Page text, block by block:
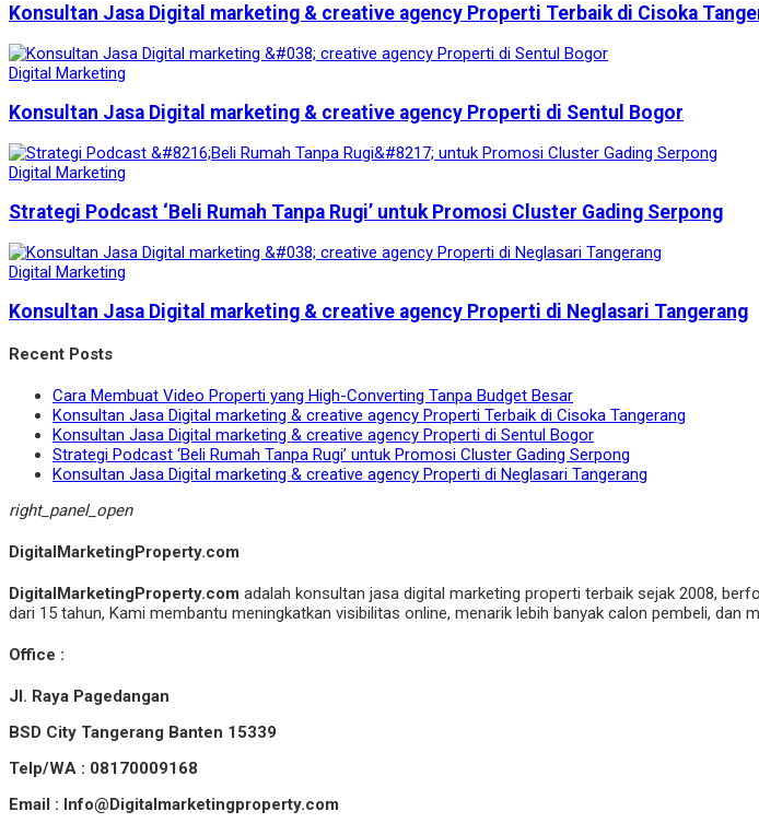
Konsultan Jasa Digital marketing & creative agency Properti Terbaik di Cisoka
Digital Marketing
Konsultan Jasa Digital marketing & creative agency Properti di Sentul Bogor
Digital Marketing
Strategi Podcast ‘Beli Rumah Tanpa Rugi’ untuk Promosi Cluster Gading Serpong
Digital Marketing
Konsultan Jasa Digital marketing & creative agency Properti di Neglasari Tangerang
Recent Posts
Cara Membuat Video Properti yang High-Converting Tanpa Budget Besar
Konsultan Jasa Digital marketing & creative agency Properti Terbaik di Cisoka Tangerang
Konsultan Jasa Digital marketing & creative agency Properti di Sentul Bogor
Strategi Podcast ‘Beli Rumah Tanpa Rugi’ untuk Promosi Cluster Gading Serpong
Konsultan Jasa Digital marketing & creative agency Properti di Neglasari Tangerang
right_panel_open
DigitalMarketingProperty.com
DigitalMarketingProperty.com adalah konsultan jasa digital marketing properti terbaik sejak 2008,
dari 15 tahun, Kami membantu meningkatkan visibilitas online, menarik lebih banyak calon pembeli, dan
Office :
Jl. Raya Pagedangan
BSD City Tangerang Banten 15339
Telp/WA : 08170009168
Email : Info@Digitalmarketingproperty.com